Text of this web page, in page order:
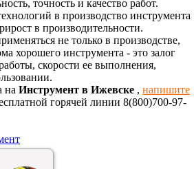
точность и качество работ.
в производство инструмента
в производительности.
не только в производстве,
хорошего инструмента - это залог
скорости ее выполнения,
на Инструмент в Ижевске , напишите
горячей линии 8(800)700-97-